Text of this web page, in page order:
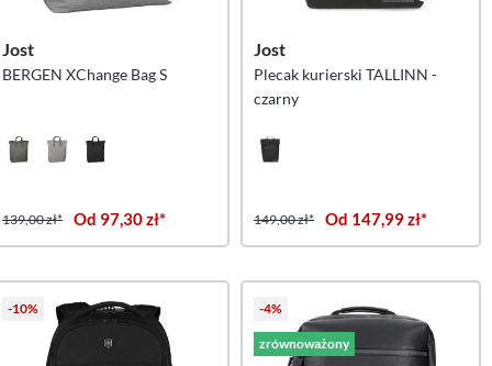
Jost
BERGEN XChange Bag S
139,00 zł* Od 97,30 zł*
Jost
Plecak kurierski TALLINN -
czarny
149,00 zł* Od 147,99 zł*
-10% -4%
zrównoważony